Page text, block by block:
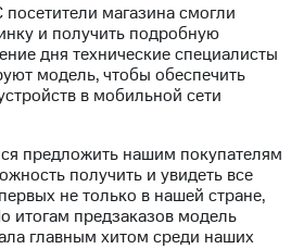
магазина смогли
и получить подробную
дня технические специалисты
модель, чтобы обеспечить
в мобильной сети
предложить нашим покупателям
получить и увидеть все
не только в нашей стране,
итогам предзаказов модель
главным хитом среди наших